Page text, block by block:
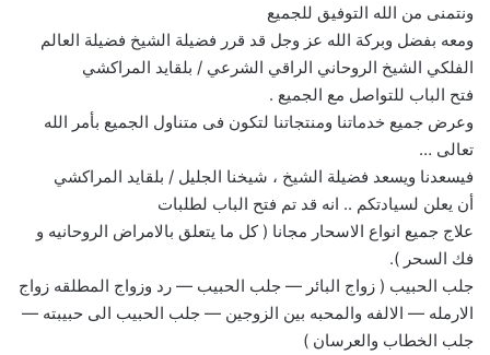
ونتمنى من الله التوفيق للجميع
ومعه بفضل وبركة الله عز وجل قد قرر فضيلة الشيخ فضيلة العالم
الفلكي الشيخ الروحاني الراقي الشرعي / بلقايد المراكشي
فتح الباب للتواصل مع الجميع .
وعرض جميع خدماتنا ومنتجاتنا لتكون فى متناول الجميع بأمر الله
تعالى …
فيسعدنا ويسعد فضيلة الشيخ ، شيخنا الجليل / بلقايد المراكشي
أن يعلن لسيادتكم .. انه قد تم فتح الباب لطلبات
علاج جميع انواع الاسحار مجانا ( كل ما يتعلق بالامراض الروحانيه و
فك السحر ).
جلب الحبيب ( زواج البائر — جلب الحبيب — رد وزواج المطلقه زواج
الارمله — الالفه والمحبه بين الزوجين — جلب الحبيب الى حبيبته —
جلب الخطاب والعرسان )